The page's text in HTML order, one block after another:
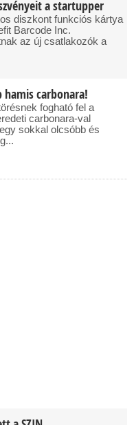
a startupper
diszkont funkciós kártya
Barcode Inc.
az új csatlakozók a
carbonara!
fogható fel a
carbonara-val
sokkal olcsóbb és